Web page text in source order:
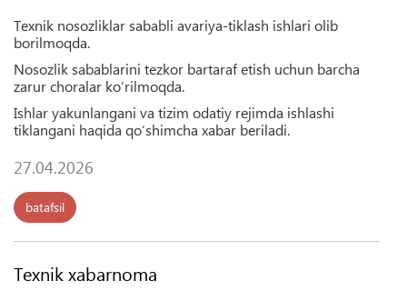
Texnik nosozliklar sababli avariya-tiklash ishlari olib
borilmoqda.
Nosozlik sabablarini tezkor bartaraf etish uchun barcha
zarur choralar ko‘rilmoqda.
Ishlar yakunlangani va tizim odatiy rejimda ishlashi
tiklangani haqida qo‘shimcha xabar beriladi.
27.04.2026
batafsil
Texnik xabarnoma